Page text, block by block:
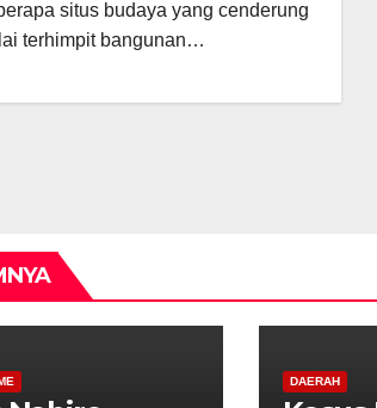
situs budaya yang cenderung
terhimpit bangunan…
DAERAH